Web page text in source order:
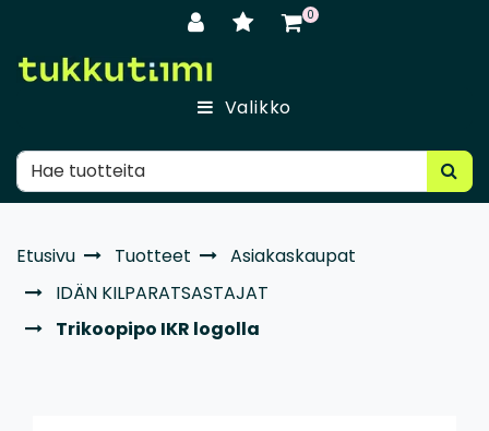
0
Valikko
Etusivu Tuotteet
Asiakaskaupat
IDÄN KILPARATSASTAJAT
Trikoopipo IKR logolla